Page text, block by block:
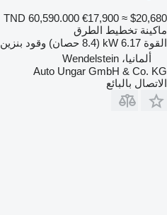
TND 60,590.000 €17,900 ≈ $20,680
ماكينة تخطيط الطرق
القوة 6.17 kW (8.4 حصان) وقود بنزين
ألمانيا، Wendelstein
Auto Ungar GmbH & Co. KG
الاتصال بالبائع